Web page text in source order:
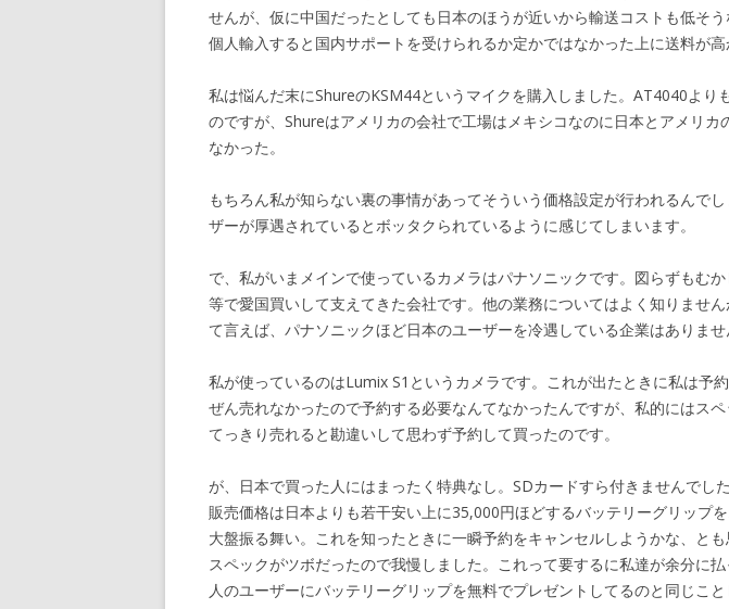
せんが、仮に中国だったとしても日本のほうが近いから輸送コストも低そう
個人輸入すると国内サポートを受けられるか定かではなかった上に送料が高
私は悩んだ末にShureのKSM44というマイクを購入しました。AT4040より
のですが、Shureはアメリカの会社で工場はメキシコなのに日本とアメリカ
なかった。
もちろん私が知らない裏の事情があってそういう価格設定が行われるんで
ザーが厚遇されているとボッタクられているように感じてしまいます。
で、私がいまメインで使っているカメラはパナソニックです。図らずもむ
等で愛国買いして支えてきた会社です。他の業務についてはよく知りませ
て言えば、パナソニックほど日本のユーザーを冷遇している企業はありませ
私が使っているのはLumix S1というカメラです。これが出たときに私は予
ぜん売れなかったので予約する必要なんてなかったんですが、私的にはス
てっきり売れると勘違いして思わず予約して買ったのです。
が、日本で買った人にはまったく特典なし。SDカードすら付きませんでし
販売価格は日本よりも若干安い上に35,000円ほどするバッテリーグリップ
大盤振る舞い。これを知ったときに一瞬予約をキャンセルしようかな、と
スペックがツボだったので我慢しました。これって要するに私達が余分に
人のユーザーにバッテリーグリップを無料でプレゼントしてるのと同じこ